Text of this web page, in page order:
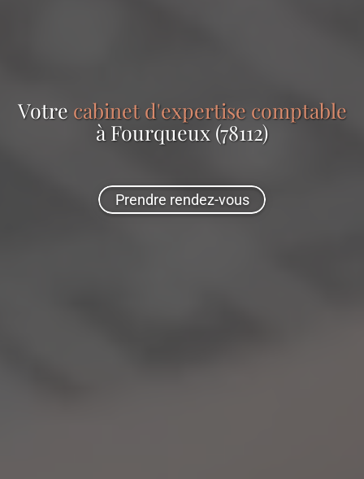
Votre cabinet d'expertise comptable
à Fourqueux (78112)
Prendre rendez-vous